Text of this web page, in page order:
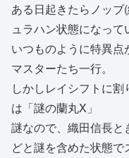
ある日起きたらノッ
ュラハン状態になって
いつものように特異点
マスターたち一行。
しかしレイシフトに
は「謎の蘭丸X」
謎なので、織田信長
どと謎を含めた状態で